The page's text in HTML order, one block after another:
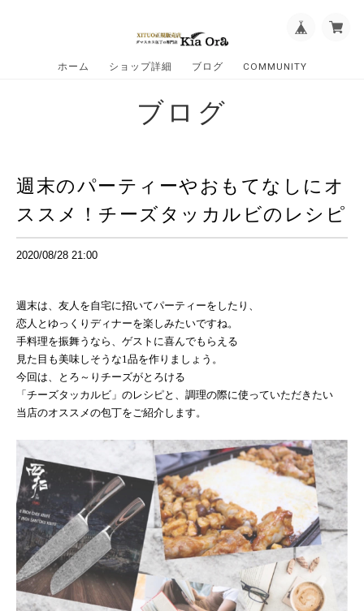
ホーム ショップ詳細 ブログ COMMUNITY
ブログ
週末のパーティーやおもてなしにオ
ススメ！チーズタッカルビのレシピ
2020/08/28 21:00
週末は、友人を自宅に招いてパーティーをしたり、
恋人とゆっくりディナーを楽しみたいですね。
手料理を振舞うなら、ゲストに喜んでもらえる
見た目も美味しそうな1品を作りましょう。
今回は、とろ～りチーズがとろける
「チーズタッカルビ」のレシピと、調理の際に使っていただきたい
当店のオススメの包丁をご紹介します。